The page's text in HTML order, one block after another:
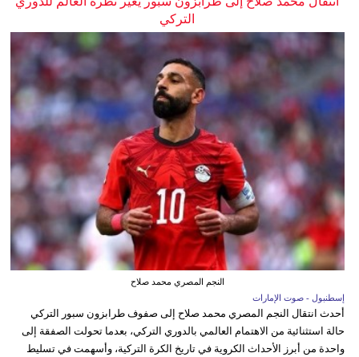
التركي
النجم المصري محمد صلاح
إسطنبول - صوت الإمارات
أحدث انتقال النجم المصري محمد صلاح إلى صفوف طرابزون سبور التركي
حالة استثنائية من الاهتمام العالمي بالدوري التركي، بعدما تحولت الصفقة إلى
واحدة من أبرز الأحداث الكروية في تاريخ الكرة التركية، وأسهمت في تسليط